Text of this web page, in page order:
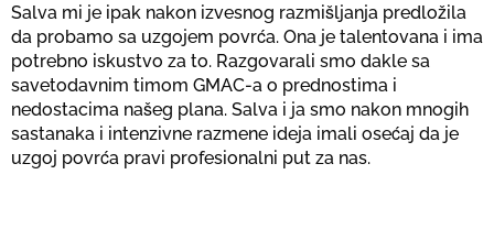
Salva mi je ipak nakon izvesnog razmišljanja predložila
da probamo sa uzgojem povrća. Ona je talentovana i ima
potrebno iskustvo za to. Razgovarali smo dakle sa
savetodavnim timom GMAC-a o prednostima i
nedostacima našeg plana. Salva i ja smo nakon mnogih
sastanaka i intenzivne razmene ideja imali osećaj da je
uzgoj povrća pravi profesionalni put za nas.